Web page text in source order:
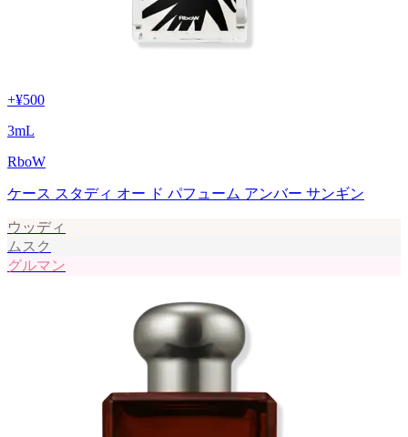
+¥500
3mL
RboW
ケース スタディ オー ド パフューム アンバー サンギン
ウッディ
ムスク
グルマン